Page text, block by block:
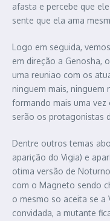
afasta e percebe que
sente que ela ama
Logo em seguida,
em direção a Genosha,
uma reuniao com os
ninguem mais, ninguem
formando mais uma
serão os protagonistas
Dentre outros temas
aparição do Vigia) e
otima versão de
com o Magneto sendo
o mesmo so aceita se a
convidada, a mutante